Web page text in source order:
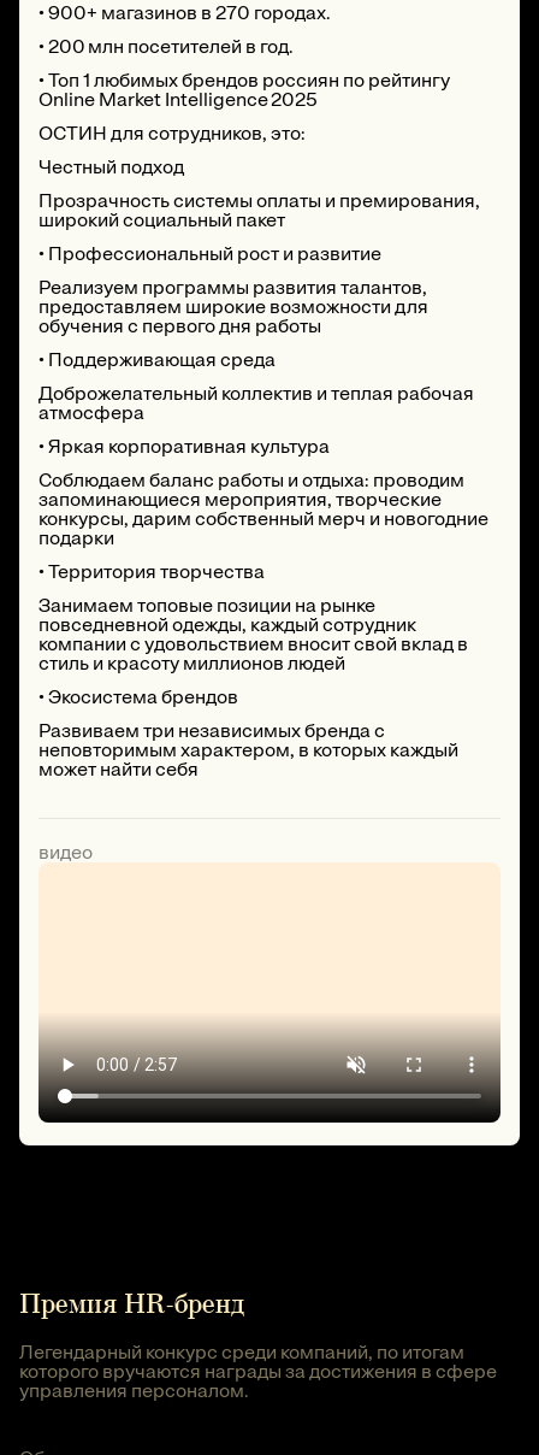
• 900+ магазинов в 270 городах.
• 200 млн посетителей в год.
• Топ 1 любимых брендов россиян по рейтингу
Online Market Intelligence 2025
ОСТИН для сотрудников, это:
Честный подход
Прозрачность системы оплаты и премирования,
широкий социальный пакет
• Профессиональный рост и развитие
Реализуем программы развития талантов,
предоставляем широкие возможности для
обучения с первого дня работы
• Поддерживающая среда
Доброжелательный коллектив и теплая рабочая
атмосфера
• Яркая корпоративная культура
Соблюдаем баланс работы и отдыха: проводим
запоминающиеся мероприятия, творческие
конкурсы, дарим собственный мерч и новогодние
подарки
• Территория творчества
Занимаем топовые позиции на рынке
повседневной одежды, каждый сотрудник
компании с удовольствием вносит свой вклад в
стиль и красоту миллионов людей
• Экосистема брендов
Развиваем три независимых бренда с
неповторимым характером, в которых каждый
может найти себя
видео
Премия HR-бренд
Легендарный конкурс среди компаний, по итогам
которого вручаются награды за достижения в сфере
управления персоналом.